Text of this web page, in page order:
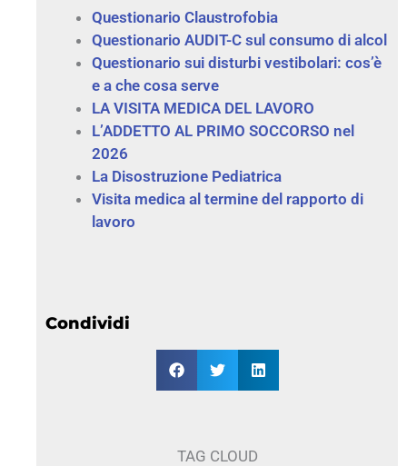
Questionario Claustrofobia
Questionario AUDIT-C sul consumo di alcol
Questionario sui disturbi vestibolari: cos’è
e a che cosa serve
LA VISITA MEDICA DEL LAVORO
L’ADDETTO AL PRIMO SOCCORSO nel
2026
La Disostruzione Pediatrica
Visita medica al termine del rapporto di
lavoro
Condividi
TAG CLOUD